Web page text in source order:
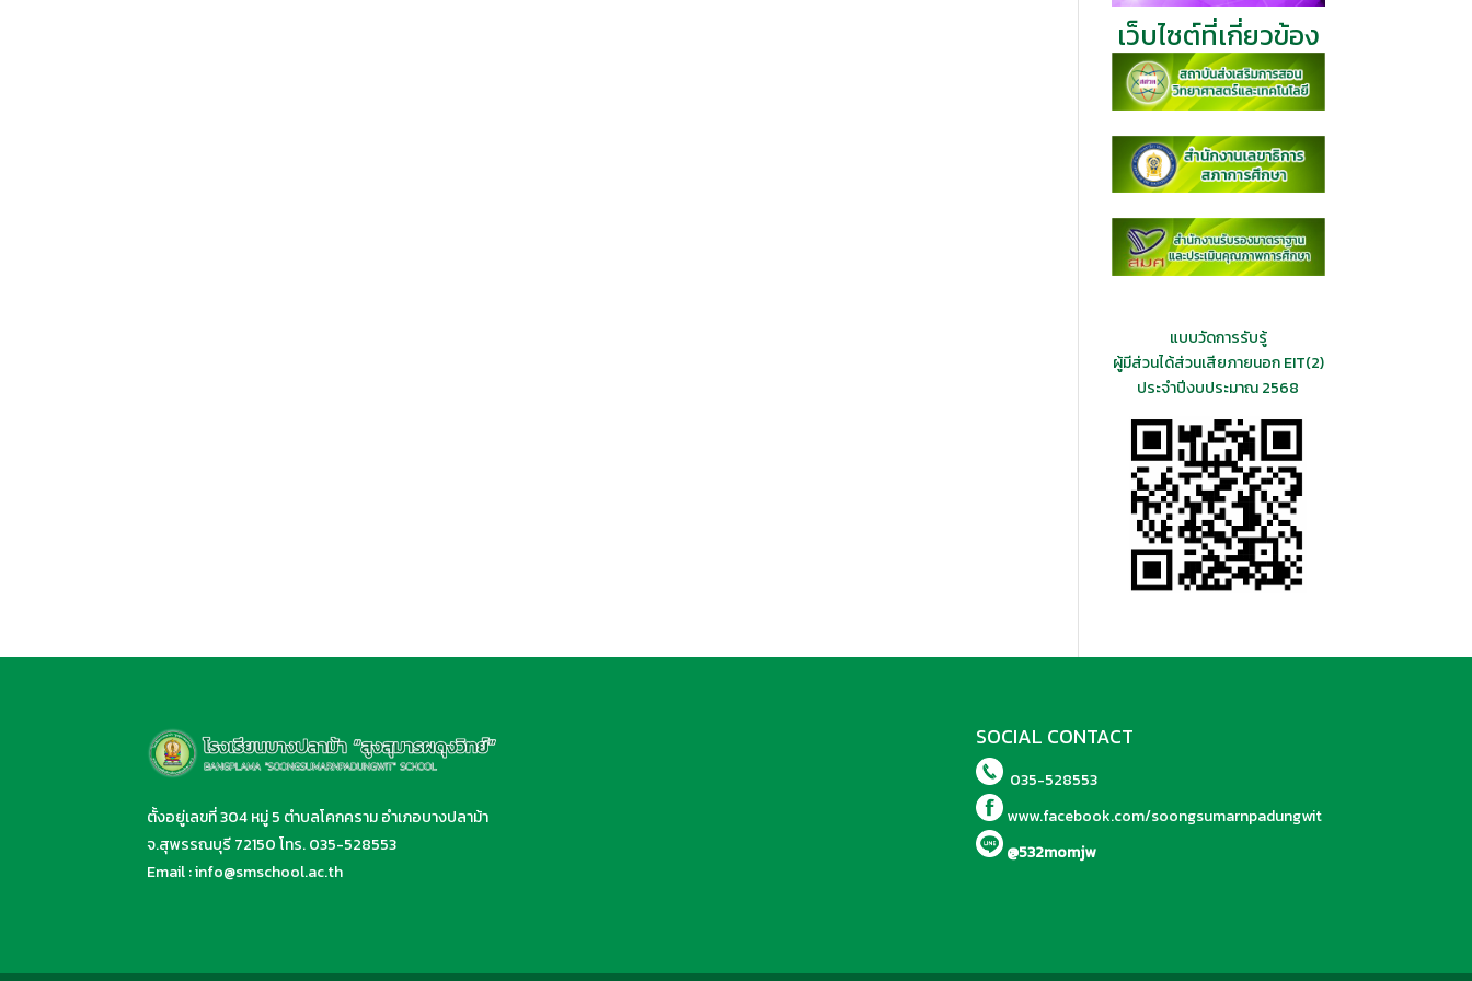
เว็บไซต์ที่เกี่ยวข้อง
แบบวัดการรับรู้
ผู้มีส่วนได้ส่วนเสียภายนอก EIT(2)
ประจำปีงบประมาณ 2568
ตั้งอยู่เลขที่ 304 หมู่ 5 ตำบลโคกคราม อำเภอบางปลาม้า
จ.สุพรรณบุรี 72150 โทร.035-528553
Email :info@smschool.ac.th
SOCIAL CONTACT
035-528553
www.facebook.com/soongsumarnpadungwit
@532momjw